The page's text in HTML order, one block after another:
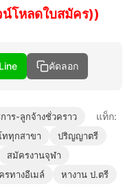
น์โหลดใบสมัคร))
Line คัดลอก
าร-ลูกจ้างชั่วคราว แท็ก:
ททุกสาขา
ปริญญาตรี
สมัครงานจุฬา
รทางอีเมล์
หางาน ป.ตรี